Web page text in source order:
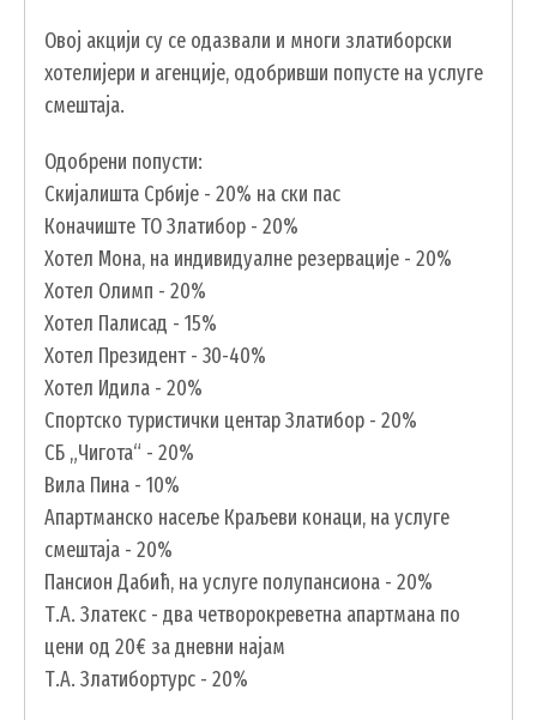
УСЛУГЕ
ПОРТАЛ Е-УПРАВА
ВОДИЧ КРОЗ ЛОКАЛНУ УПРАВУ
ПИСАРНИЦА
ВИРТУЕЛНИ МАТИЧАР
КОНКУРСИ, ПОЗИВИ, ОБАВЕШТЕЊА
ПОДНОШЕЊЕ ЗАХТЕВА УРБАНИЗАМ
ГИС ЧАЈЕТИНА
ПОСТАВИТЕ НАМ ПИТАЊЕ
Овој акцији су се одазвали и многи златиборски
хотелијери и агенције, одобривши попусте на услуге
смештаја.
Одобрени попусти:
Скијалишта Србије - 20% на ски пас
Коначиште ТО Златибор - 20%
Хотел Мона, на индивидуалне резервације - 20%
Хотел Олимп - 20%
Хотел Палисад - 15%
Хотел Президент - 30-40%
Хотел Идила - 20%
Спортско туристички центар Златибор - 20%
СБ „Чигота“ - 20%
Вила Пина - 10%
Апартманско насеље Краљеви конаци, на услуге
смештаја - 20%
Пансион Дабић, на услуге полупансиона - 20%
Т.А. Златекс - два четворокреветна апартмана по
цени од 20€ за дневни најам
Т.А. Златибортурс - 20%